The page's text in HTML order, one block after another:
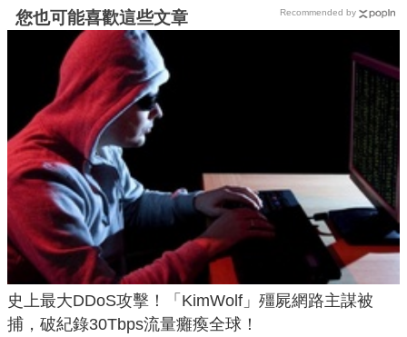
您也可能喜歡這些文章
史上最大DDoS攻擊！「KimWolf」殭屍網路主謀被
捕，破紀錄30Tbps流量癱瘓全球！
Recommended by